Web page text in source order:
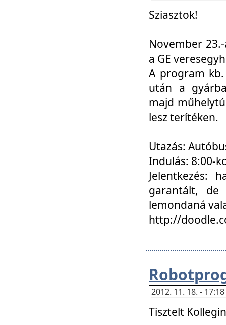
Sziasztok!
November
a GE
A program
után a
majd
lesz terítéken.
Utazás:
Indulás: 8:00-
Jelentkezés:
garantált, de
lemondaná
http://
2012. 11. 18. -
Tisztelt